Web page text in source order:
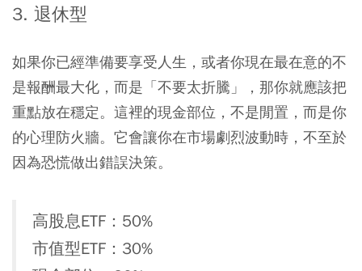
3. 退休型
如果你已經準備要享受人生，或者你現在最在意的不
是報酬最大化，而是「不要太折騰」，那你就應該把
重點放在穩定。這裡的現金部位，不是閒置，而是你
的心理防火牆。它會讓你在市場劇烈波動時，不至於
因為恐慌做出錯誤決策。
高股息ETF：50%
市值型ETF：30%